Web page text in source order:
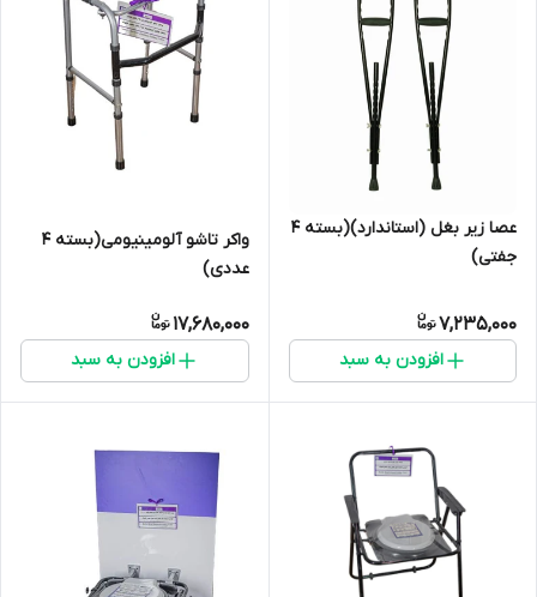
عصا زیر بغل (استاندارد)(بسته 4
جفتی)
7,235,000
افزودن به سبد
واکر تاشو آلومینیومی(بسته 4
عددی)
17,680,000
افزودن به سبد